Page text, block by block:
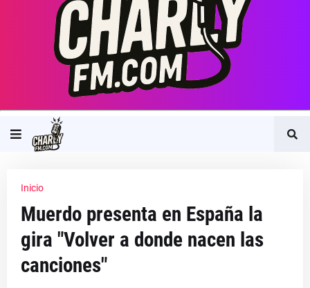
Inicio
Muerdo presenta en España la
gira "Volver a donde nacen las
canciones"